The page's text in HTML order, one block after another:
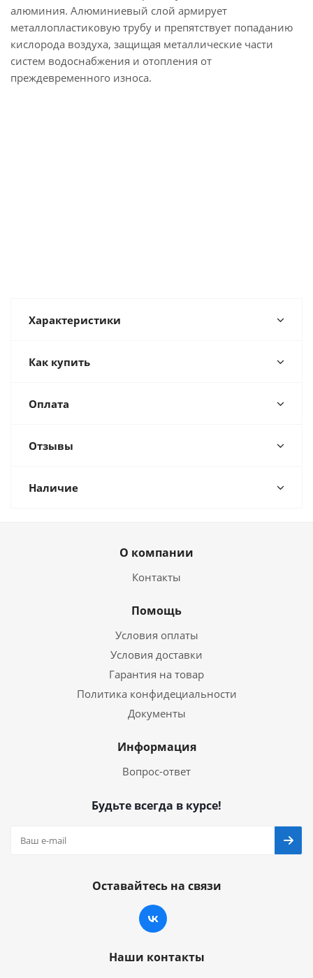
алюминия. Алюминиевый слой армирует
металлопластиковую трубу и препятствует попаданию
кислорода воздуха, защищая металлические части
систем водоснабжения и отопления от
преждевременного износа.
Характеристики
Как купить
Оплата
Отзывы
Наличие
О компании
Контакты
Помощь
Условия оплаты
Условия доставки
Гарантия на товар
Политика конфидециальности
Документы
Информация
Вопрос-ответ
Будьте всегда в курсе!
Оставайтесь на связи
Наши контакты